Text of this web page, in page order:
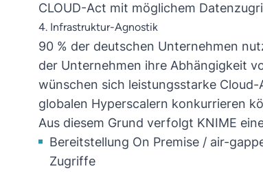
CLOUD-Act mit möglichem
4. Infrastruktur-Agnostik
90 % der deutschen Unternehmen
der Unternehmen ihre Abhängigkeit
wünschen sich leistungsstarke
globalen Hyperscalern konkurrieren
Aus diesem Grund verfolgt KNIME
Bereitstellung On Premise / air-
Zugriffe